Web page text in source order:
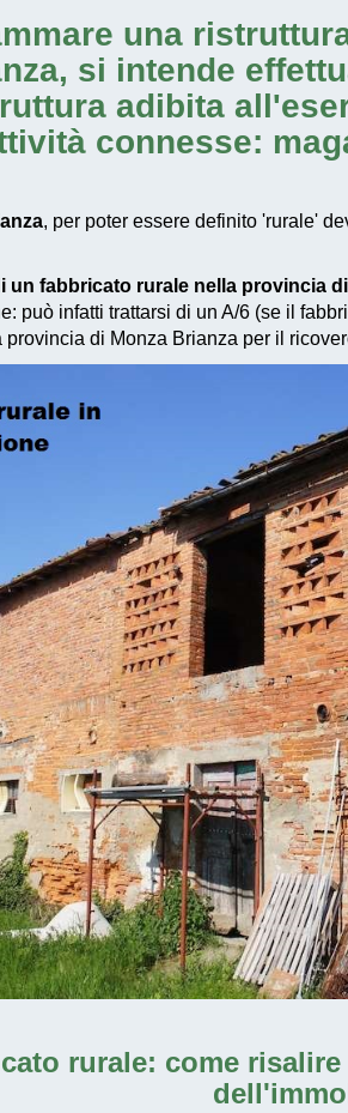
una
, si intende
adibita
connesse:
, per poter essere definito 'rurale'
un fabbricato rurale nella provincia
può infatti trattarsi di un A/6 (se il
di Monza Brianza per il
rurale: come